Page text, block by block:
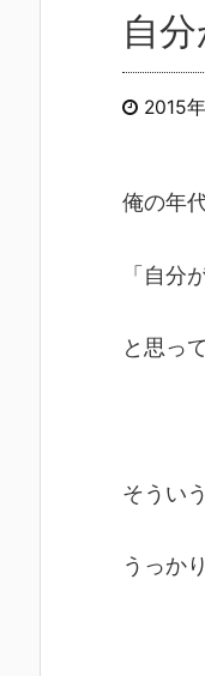
自
2015
俺の年
「自分
と思っ
そうい
うっか